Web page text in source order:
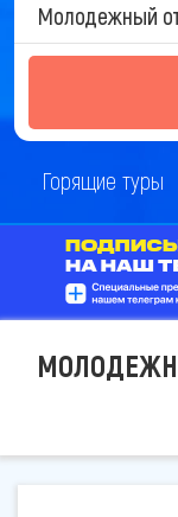
Молодежный
Горящие туры